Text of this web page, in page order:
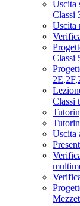
Uscita
Classi
Uscita
Classi
Classi
Uscita